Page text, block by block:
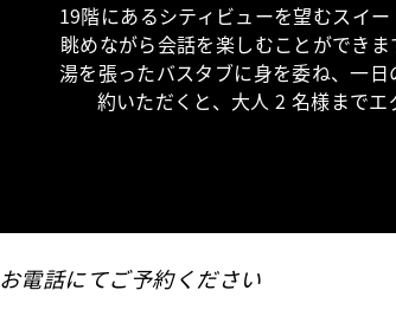
19階にあるシティビューを望むスイ
眺めながら会話を楽しむことができ
湯を張ったバスタブに身を委ね、一
約いただくと、大人 2 名様までエ
お電話にてご予約ください